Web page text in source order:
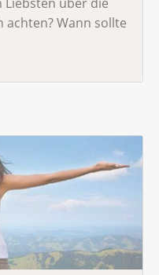
achten? Wann sollte